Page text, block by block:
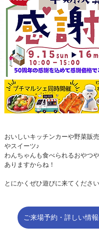
おいしいキッチンカーや野菜販
やスイーツ♪
わんちゃんも食べられるおやつ
ありますからね！
とにかくぜひ遊びに来てください
ご来場予約・詳しい情報